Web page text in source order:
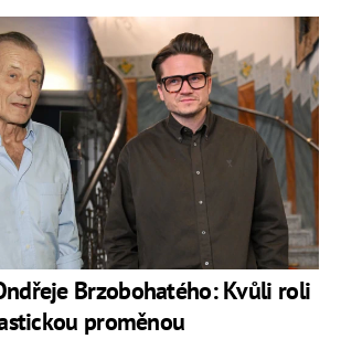
Brzobohatého: Kvůli roli
proměnou